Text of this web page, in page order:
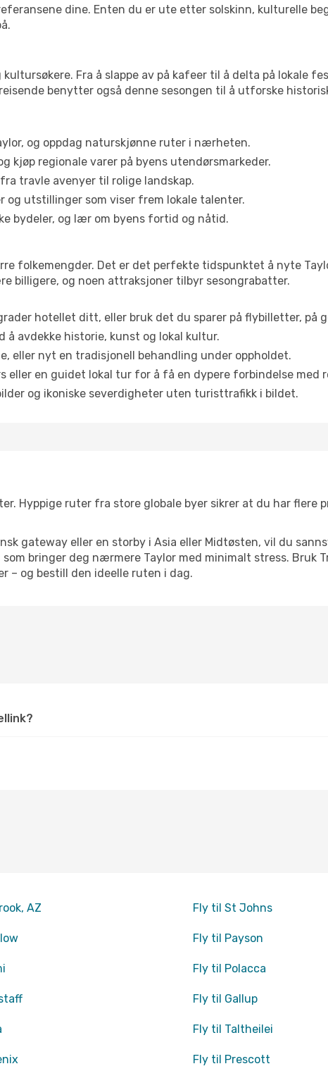
dine. Enten du er ute etter solskinn, kulturelle
Fra å slappe av på kafeer til å delta på lokale
benytter også denne sesongen til å utforske
og oppdag naturskjønne ruter i nærheten.
kjøp regionale varer på byens utendørsmarkeder.
travle avenyer til rolige landskap.
og utstillinger som viser frem lokale talenter.
bydeler, og lær om byens fortid og nåtid.
folkemengder. Det er det perfekte tidspunktet å nyte
billigere, og noen attraksjoner tilbyr sesongrabatter.
hotellet ditt, eller bruk det du sparer på flybilletter, på
å avdekke historie, kunst og lokal kultur.
eller nyt en tradisjonell behandling under oppholdet.
eller en guidet lokal tur for å få en dypere forbindelse med
og ikoniske severdigheter uten turisttrafikk i bildet.
Hyppige ruter fra store globale byer sikrer at du har flere
gateway eller en storby i Asia eller Midtøsten, vil du
bringer deg nærmere Taylor med minimalt stress. Bruk
– og bestill den ideelle ruten i dag.
AZ Fly til St Johns
Fly til Payson
Fly til Polacca
Fly til Gallup
Fly til Taltheilei
Fly til Prescott